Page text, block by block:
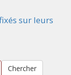
sur leurs
Chercher